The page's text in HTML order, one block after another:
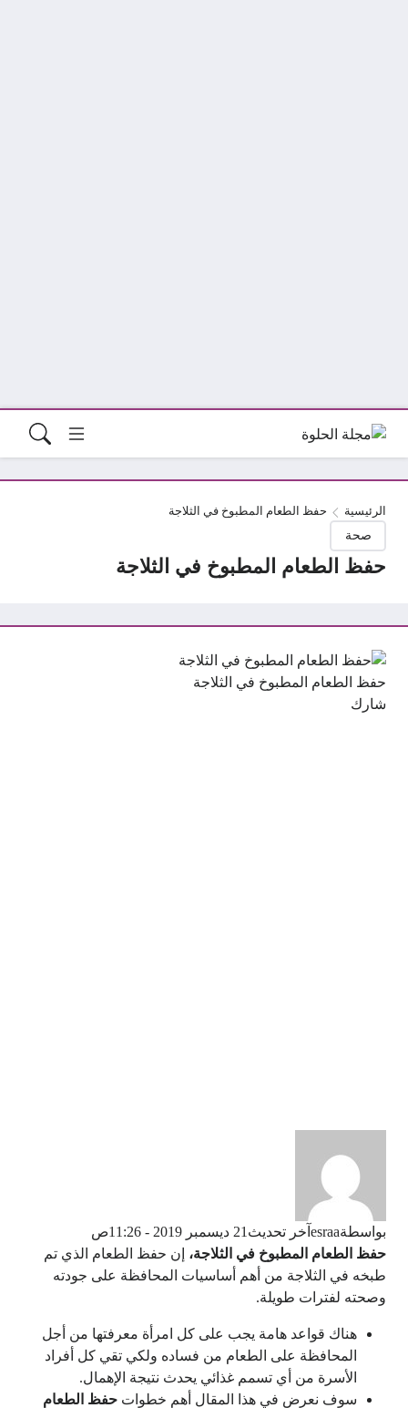
الرئيسية حفظ الطعام المطبوخ في الثلاجة
صحة
حفظ الطعام المطبوخ في الثلاجة
حفظ الطعام المطبوخ في الثلاجة
شارك
بواسطةesraa آخر تحديث 21 ديسمبر 2019 - 11:26ص
حفظ الطعام المطبوخ في الثلاجة، إن حفظ الطعام الذي تم
طبخه في الثلاجة من أهم أساسيات المحافظة على جودته
وصحته لفترات طويلة.
هناك قواعد هامة يجب على كل امرأة معرفتها من أجل
المحافظة على الطعام من فساده ولكي تقي كل أفراد
الأسرة من أي تسمم غذائي يحدث نتيجة الإهمال.
سوف نعرض في هذا المقال أهم خطوات حفظ الطعام